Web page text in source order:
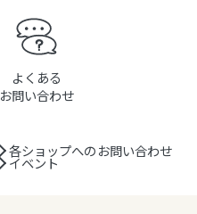
よくある
お問い合わせ
各ショップへのお問い合わせ
イベント